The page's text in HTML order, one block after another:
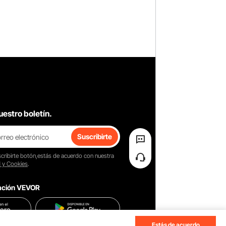
boletín.
Suscribirte
botón,estás de acuerdo con nuestra
y Cookies.
VEVOR